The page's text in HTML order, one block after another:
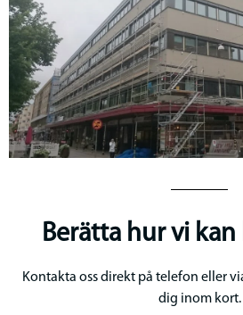
Berätta hur vi
Kontakta oss direkt på telefon eller
dig inom kort.